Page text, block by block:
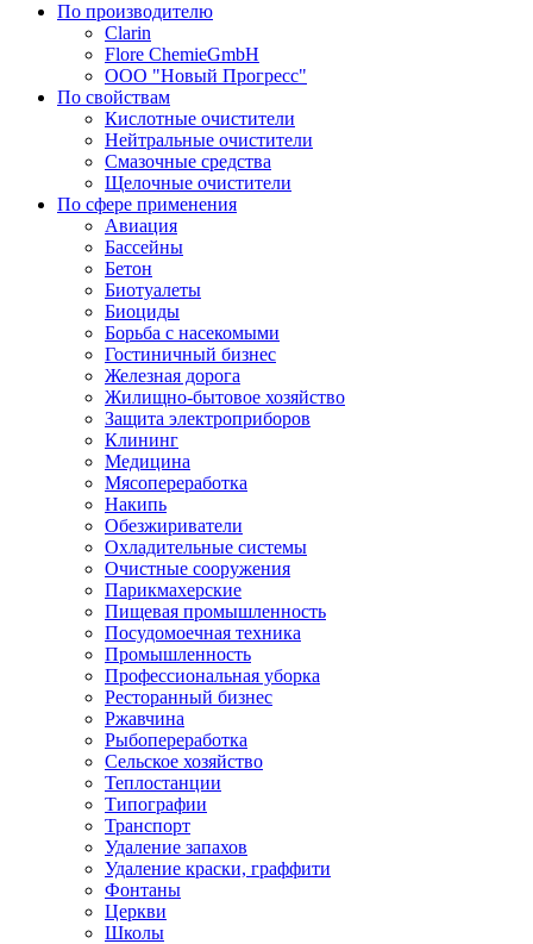
По производителю
Clarin
Flore ChemieGmbH
ООО "Новый Прогресс"
По свойствам
Кислотные очистители
Нейтральные очистители
Смазочные средства
Щелочные очистители
По сфере применения
Авиация
Бассейны
Бетон
Биотуалеты
Биоциды
Борьба с насекомыми
Гостиничный бизнес
Железная дорога
Жилищно-бытовое хозяйство
Защита электроприборов
Клининг
Медицина
Мясопереработка
Накипь
Обезжириватели
Охладительные системы
Очистные сооружения
Парикмахерские
Пищевая промышленность
Посудомоечная техника
Промышленность
Профессиональная уборка
Ресторанный бизнес
Ржавчина
Рыбопереработка
Сельское хозяйство
Теплостанции
Типографии
Транспорт
Удаление запахов
Удаление краски, граффити
Фонтаны
Церкви
Школы